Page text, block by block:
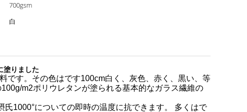
700gsm
白
塗りました
です。その色はです100cm白く、灰色、赤く、黒い、等
m2ポリウレタンが塗られる基本的なガラス繊維の
1000°についての即時の温度に抗できます。 多くはで